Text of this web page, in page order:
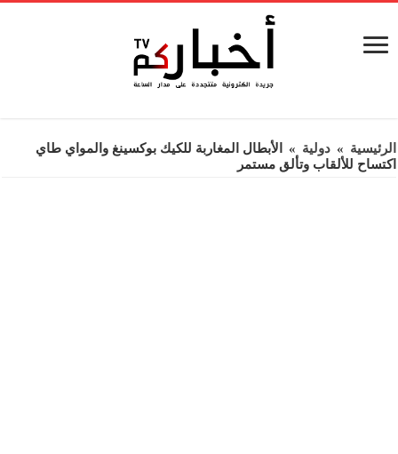
الرئيسية » دولية »
الأبطال المغاربة للكيك بوكسينغ والمواي طاي
اكتساح للألقاب وتألق مستمر